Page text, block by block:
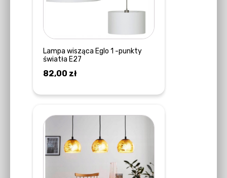
Lampa wisząca Eglo 1 -punkty
światła E27
82,00 zł